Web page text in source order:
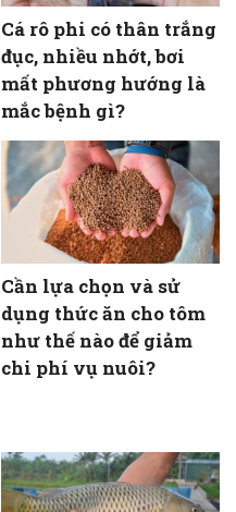
Cá rô phi có thân trắng
đục, nhiều nhớt, bơi
mất phương hướng là
mắc bệnh gì?
Cần lựa chọn và sử
dụng thức ăn cho tôm
như thế nào để giảm
chi phí vụ nuôi?